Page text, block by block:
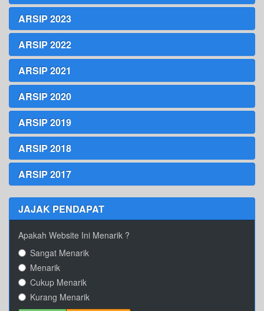
ARSIP 2023
ARSIP 2022
ARSIP 2021
ARSIP 2020
ARSIP 2019
ARSIP 2018
ARSIP 2017
JAJAK PENDAPAT
Apakah Website Ini Menarik ?
Sangat Menarik
Menarik
Cukup Menarik
Kurang Menarik